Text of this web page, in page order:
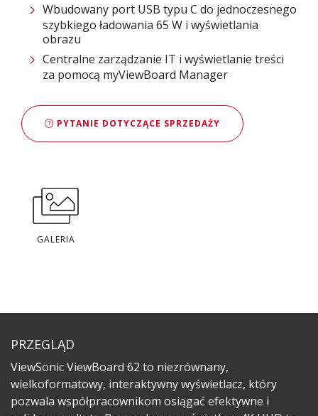
Wbudowany port USB typu C do jednoczesnego
szybkiego ładowania 65 W i wyświetlania
obrazu
Centralne zarządzanie IT i wyświetlanie treści
za pomocą myViewBoard Manager
PYTANIE DOTYCZĄCE SPRZEDAŻY
GALERIA
PRZEGLĄD
ViewSonic ViewBoard 62 to niezrównany,
wielkoformatowy, interaktywny wyświetlacz, który
pozwala współpracownikom osiągać efektywne i